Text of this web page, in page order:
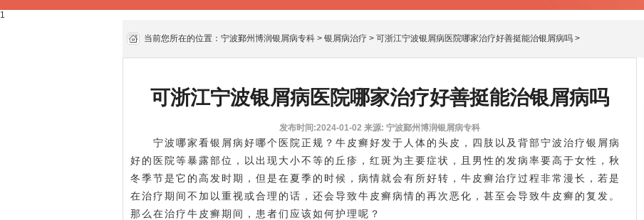
1
当前您所在的位置： 宁波鄞州博润银屑病专科 > 银屑病治疗 > 可浙江宁波银屑病医院哪家治疗好善挺能治银屑病吗 >
可浙江宁波银屑病医院哪家治疗好善挺能治银屑病吗
发布时间:2024-01-02 来源: 宁波鄞州博润银屑病专科
宁波哪家看银屑病好哪个医院正规？牛皮癣好发于人体的头皮，四肢以及背部宁波治疗银屑病
好的医院等暴露部位，以出现大小不等的丘疹，红斑为主要症状，且男性的发病率要高于女性，秋
冬季节是它的高发时期，但是在夏季的时候，病情就会有所好转，牛皮癣治疗过程非常漫长，若是
在治疗期间不加以重视或合理的话，还会导致牛皮癣病情的再次恶化，甚至会导致牛皮癣的复发。
那么在治疗牛皮癣期间，患者们应该如何护理呢？